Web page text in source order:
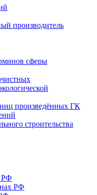
производитель
сферы
произведённых ГК
строительства
РФ
РФ